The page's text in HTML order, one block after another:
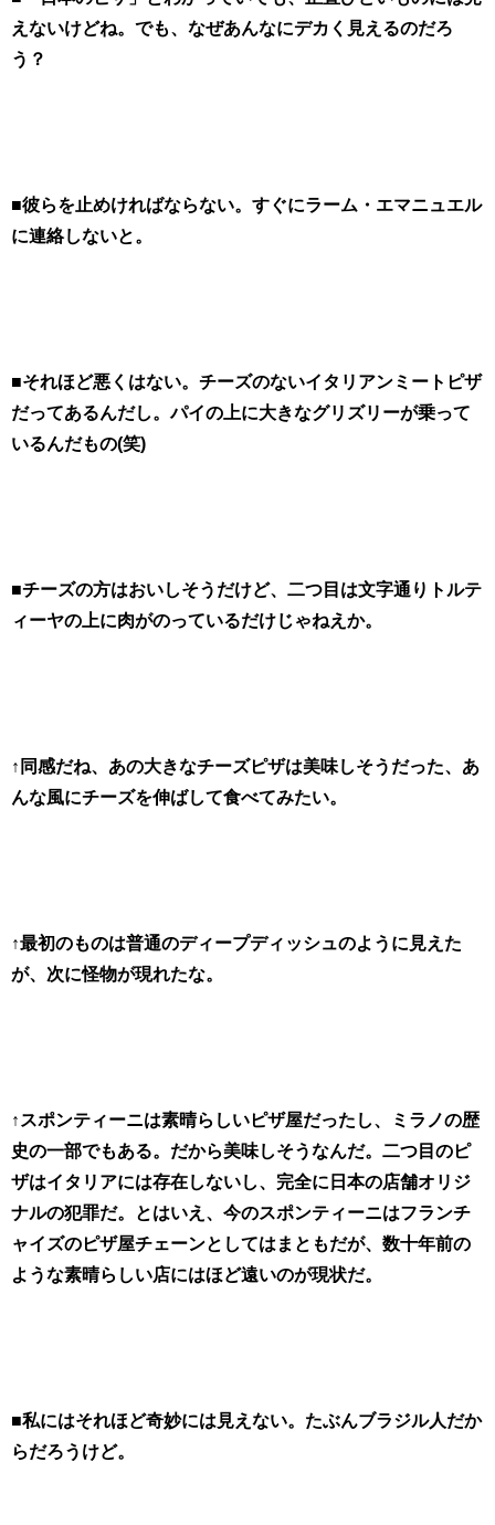
えないけどね。でも、なぜあんなにデカく見えるのだろ
う？
■彼らを止めければならない。すぐにラーム・エマニュエル
に連絡しないと。
■それほど悪くはない。チーズのないイタリアンミートピザ
だってあるんだし。パイの上に大きなグリズリーが乗って
いるんだもの(笑)
■チーズの方はおいしそうだけど、二つ目は文字通りトルテ
ィーヤの上に肉がのっているだけじゃねえか。
↑同感だね、あの大きなチーズピザは美味しそうだった、あ
んな風にチーズを伸ばして食べてみたい。
↑最初のものは普通のディープディッシュのように見えた
が、次に怪物が現れたな。
↑スポンティーニは素晴らしいピザ屋だったし、ミラノの歴
史の一部でもある。だから美味しそうなんだ。二つ目のピ
ザはイタリアには存在しないし、完全に日本の店舗オリジ
ナルの犯罪だ。とはいえ、今のスポンティーニはフランチ
ャイズのピザ屋チェーンとしてはまともだが、数十年前の
ような素晴らしい店にはほど遠いのが現状だ。
■私にはそれほど奇妙には見えない。たぶんブラジル人だか
らだろうけど。